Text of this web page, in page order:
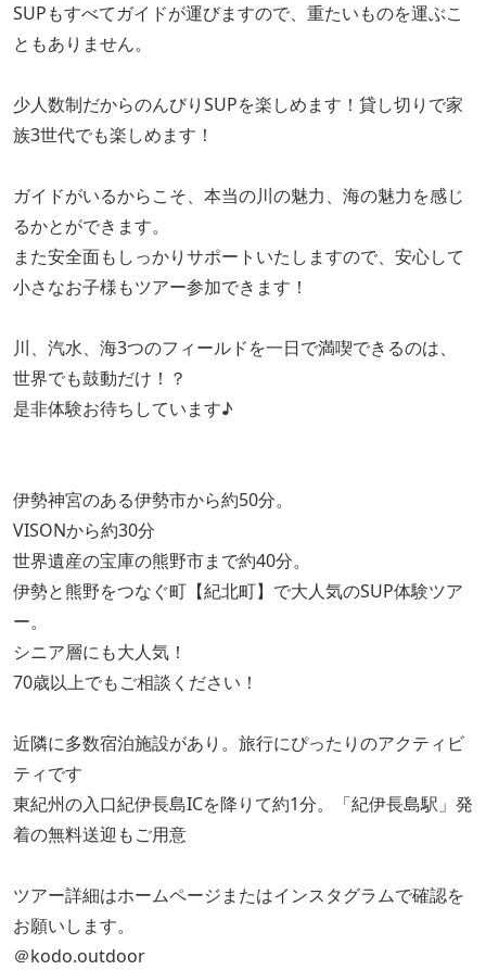
SUPもすべてガイドが運びますので、重たいものを運ぶこ
ともありません。
少⼈数制だからのんびりSUPを楽しめます！貸し切りで家
族3世代でも楽しめます！
ガイドがいるからこそ、本当の川の魅力、海の魅力を感じ
るかとができます。
また安全面もしっかりサポートいたしますので、安心して
小さなお子様もツアー参加できます！
川、汽水、海3つのフィールドを一日で満喫できるのは、
世界でも鼓動だけ！？
是非体験お待ちしています♪
伊勢神宮のある伊勢市から約50分。
VISONから約30分
世界遺産の宝庫の熊野市まで約40分。
伊勢と熊野をつなぐ町【紀北町】で大人気のSUP体験ツア
ー。
シニア層にも大人気！
70歳以上でもご相談ください！
近隣に多数宿泊施設があり。旅⾏にぴったりのアクティビ
ティです
東紀州の入口紀伊長島ICを降りて約1分。「紀伊長島駅」発
着の無料送迎もご用意
ツアー詳細はホームページまたはインスタグラムで確認を
お願いします。
＠kodo.outdoor